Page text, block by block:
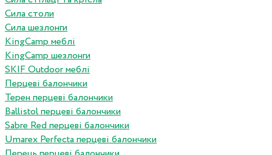
Сила столи
Сила шезлонги
KingCamp меблі
KingCamp шезлонги
SKIF Outdoor меблі
Перцеві балончики
Терен перцеві балончики
Ballistol перцеві балончики
Sabre Red перцеві балончики
Umarex Perfecta перцеві балончики